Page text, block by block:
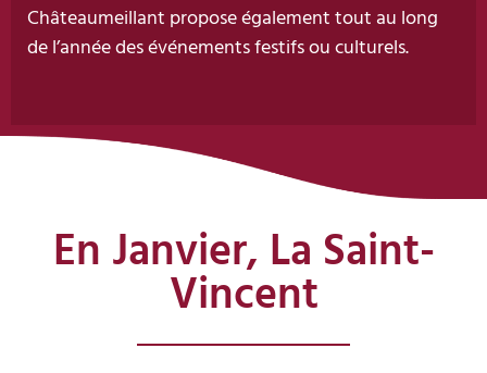
Châteaumeillant propose également tout au long
de l’année des événements festifs ou culturels.
En Janvier, La Saint-
Vincent